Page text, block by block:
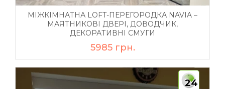
МІЖКІМНАТНА LOFT-ПЕРЕГОРОДКА NAVIA –
МАЯТНИКОВІ ДВЕРІ, ДОВОДЧИК,
ДЕКОРАТИВНІ СМУГИ
5985 грн.
24